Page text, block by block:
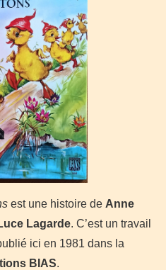
est une histoire de Anne
Lagarde. C’est un travail
ici en 1981 dans la
BIAS.